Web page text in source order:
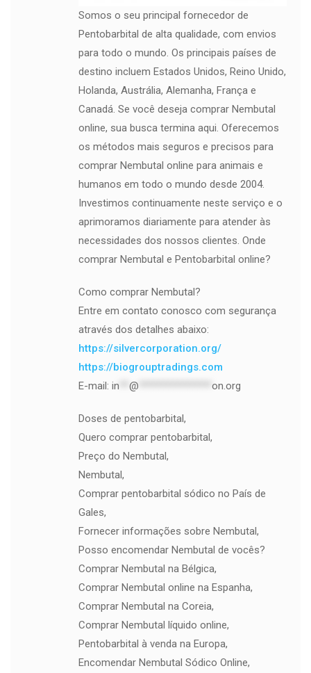
Somos o seu principal fornecedor de
Pentobarbital de alta qualidade, com envios
para todo o mundo. Os principais países de
destino incluem Estados Unidos, Reino Unido,
Holanda, Austrália, Alemanha, França e
Canadá. Se você deseja comprar Nembutal
online, sua busca termina aqui. Oferecemos
os métodos mais seguros e precisos para
comprar Nembutal online para animais e
humanos em todo o mundo desde 2004.
Investimos continuamente neste serviço e o
aprimoramos diariamente para atender às
necessidades dos nossos clientes. Onde
comprar Nembutal e Pentobarbital online?
Como comprar Nembutal?
Entre em contato conosco com segurança
através dos detalhes abaixo:
https://silvercorporation.org/
https://biogrouptradings.com
E-mail: in @ on.org
Doses de pentobarbital,
Quero comprar pentobarbital,
Preço do Nembutal,
Nembutal,
Comprar pentobarbital sódico no País de
Gales,
Fornecer informações sobre Nembutal,
Posso encomendar Nembutal de vocês?
Comprar Nembutal na Bélgica,
Comprar Nembutal online na Espanha,
Comprar Nembutal na Coreia,
Comprar Nembutal líquido online,
Pentobarbital à venda na Europa,
Encomendar Nembutal Sódico Online,